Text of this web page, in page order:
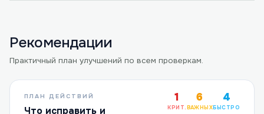
Рекомендации
Практичный план улучшений по всем проверкам.
ПЛАН ДЕЙСТВИЙ
Что исправить и
1
КРИТ.
6
ВАЖНЫХ
4
БЫСТРО